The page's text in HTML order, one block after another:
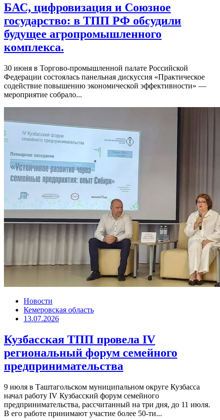
БАС, цифровизация и Союзное
государство: в ТПП РФ обсудили
будущее агропромышленного
комплекса.
30 июня в Торгово-промышленной палате Российской
Федерации состоялась панельная дискуссия «Практическое
содействие повышению экономической эффективности» —
мероприятие собрало...
Новости
Кемеровская область
13.07.2026
Кузбасская ТПП провела IV
региональный форум семейного
предпринимательства
9 июля в Таштагольском муниципальном округе Кузбасса
начал работу IV Кузбасский форум семейного
предпринимательства, рассчитанный на три дня, до 11 июля.
В его работе принимают участие более 50-ти...